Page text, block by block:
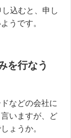
込むと、申し
うです。
を行なう
などの会社に
いますが、ど
ょうか。